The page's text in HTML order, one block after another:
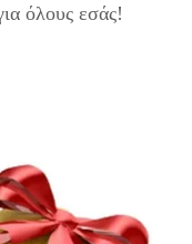
όλους εσάς!